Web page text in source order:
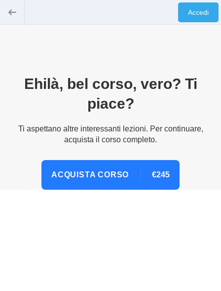
Accedi
Ehilà, bel corso, vero? Ti
piace?
Ti aspettano altre interessanti lezioni. Per continuare,
acquista il corso completo.
ACQUISTA CORSO €245